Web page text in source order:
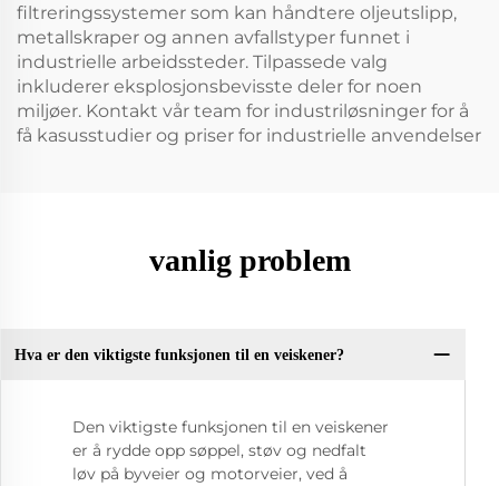
filtreringssystemer som kan håndtere oljeutslipp,
metallskraper og annen avfallstyper funnet i
industrielle arbeidssteder. Tilpassede valg
inkluderer eksplosjonsbevisste deler for noen
miljøer. Kontakt vår team for industriløsninger for å
få kasusstudier og priser for industrielle anvendelser
vanlig problem
Hva er den viktigste funksjonen til en veiskener?
Den viktigste funksjonen til en veiskener
er å rydde opp søppel, støv og nedfalt
løv på byveier og motorveier, ved å